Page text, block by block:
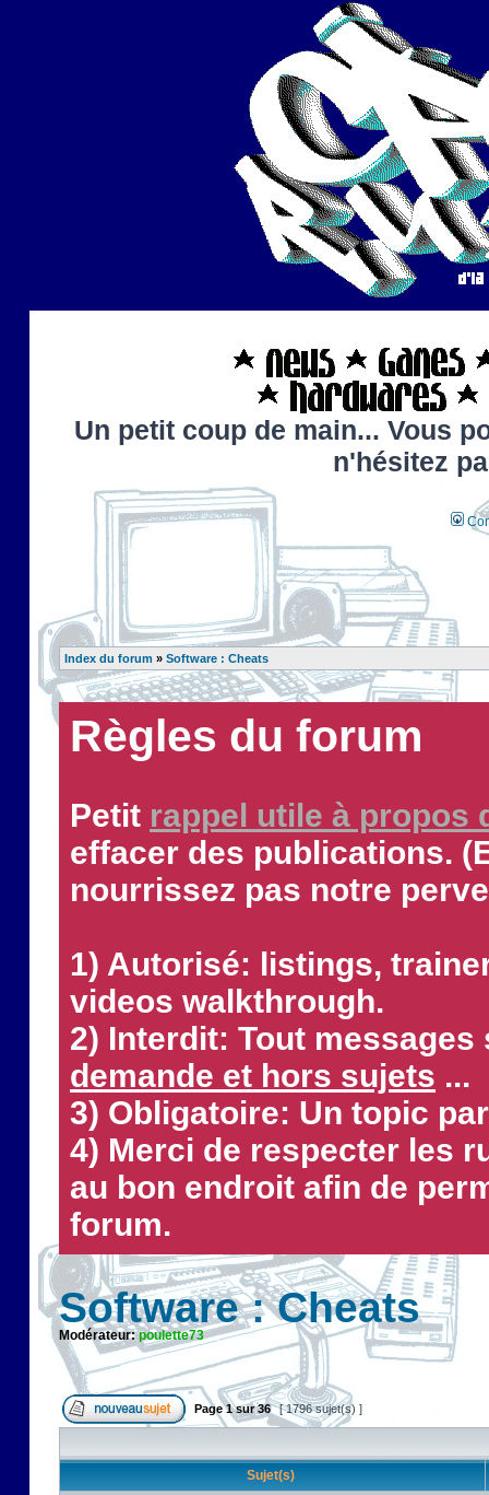
Un petit coup de main... Vous
n'hésitez
Index du forum » Software : Cheats
Règles du forum
Petit rappel utile à propos
effacer des publications.
nourrissez pas notre
1) Autorisé: listings,
videos walkthrough.
2) Interdit: Tout
demande et hors sujets ...
3) Obligatoire: Un topic
4) Merci de respecter les
au bon endroit afin de
forum.
Software : Cheats
Modérateur:poulette73
Page1sur36 [ 1796 sujet(s) ]
Sujet(s)